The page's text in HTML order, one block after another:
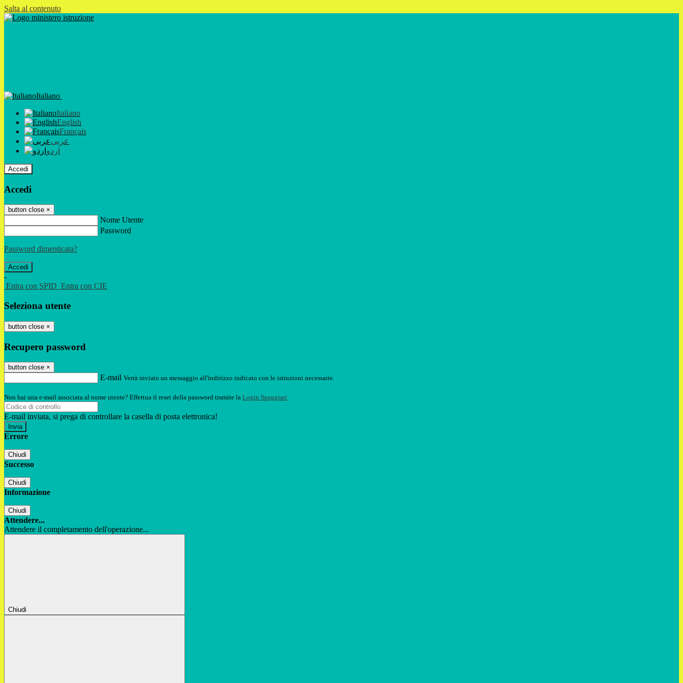
Salta al contenuto
Italiano
Italiano
English
Français
عربى
اردو
Accedi
Accedi
button close ×
Nome Utente
Password
Password dimenticata?
-
Entra con SPID Entra con CIE
Seleziona utente
button close ×
Recupero password
button close ×
E-mail Verrà inviato un messaggio all'indirizzo indicato con le istruzioni necessarie.
Non hai una e-mail associata al nome utente? Effettua il reset della password tramite la Login Spaggiari
E-mail inviata, si prega di controllare la casella di posta elettronica!
Errore
Chiudi
Successo
Chiudi
Informazione
Chiudi
Attendere...
Attendere il completamento dell'operazione...
Chiudi